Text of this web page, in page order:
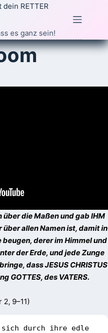
dein RETTER
es ganz sein!
über die Maßen und gab IHM
über allen Namen ist, damit in
beugen, derer im Himmel und
der Erde, und jede Zunge
dass JESUS CHRISTUS
GOTTES, des VATERS.
2, 9–11)
sich durch ihre edle